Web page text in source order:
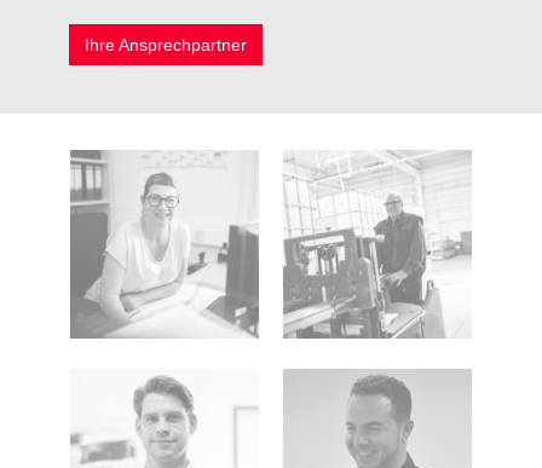
Ihre Ansprechpartner